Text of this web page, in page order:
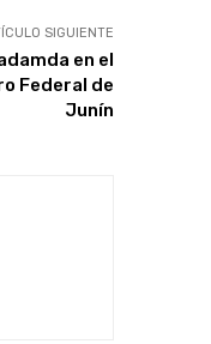
SIGUIENTE
en el
Federal de
Junín